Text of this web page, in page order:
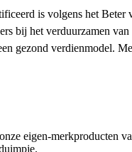
is volgens het
bij het verduurzamen
gezond verdienmodel.
eigen-merkproducten